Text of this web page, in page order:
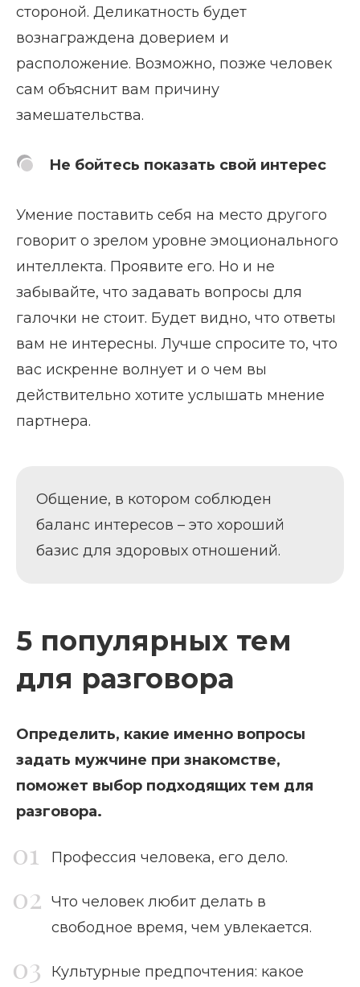
стороной. Деликатность будет
вознаграждена доверием и
расположение. Возможно, позже человек
сам объяснит вам причину
замешательства.
Не бойтесь показать свой интерес
Умение поставить себя на место другого
говорит о зрелом уровне эмоционального
интеллекта. Проявите его. Но и не
забывайте, что задавать вопросы для
галочки не стоит. Будет видно, что ответы
вам не интересны. Лучше спросите то, что
вас искренне волнует и о чем вы
действительно хотите услышать мнение
партнера.
Общение, в котором соблюден
баланс интересов – это хороший
базис для здоровых отношений.
5 популярных тем
для разговора
Определить, какие именно вопросы
задать мужчине при знакомстве,
поможет выбор подходящих тем для
разговора.
Профессия человека, его дело.
Что человек любит делать в
свободное время, чем увлекается.
Культурные предпочтения: какое